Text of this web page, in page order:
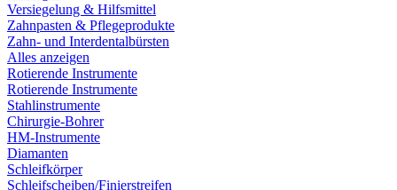
Versiegelung & Hilfsmittel
Zahnpasten & Pflegeprodukte
Zahn- und Interdentalbürsten
Alles anzeigen
Rotierende Instrumente
Rotierende Instrumente
Stahlinstrumente
Chirurgie-Bohrer
HM-Instrumente
Diamanten
Schleifkörper
Schleifscheiben/Finierstreifen